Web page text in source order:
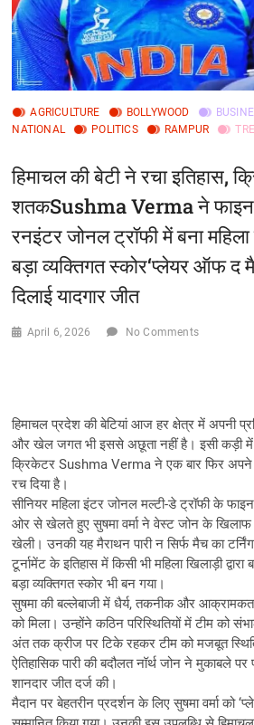
AGRICULTURE BOLLYWOOD
NATIONAL
POLITICS RAMPUR
हिमाचल की बेटी ने रचा इतिहास,
शतकSushma Verma ने
रनइंटर जोनल ट्रॉफी में बना
बड़ा व्यक्तिगत स्कोर‘प्लेयर ऑफ द
दिलाई यादगार जीत
April 6, 2026 No Comments
हिमाचल प्रदेश की बेटियां आज हर क्षेत्र में अपनी
और खेल जगत भी इससे अछूता नहीं है। इसी कड़ी में
क्रिकेटर Sushma Verma ने एक बार फिर अपने
रच दिया है।
सीनियर महिला इंटर जोनल मल्टी-डे ट्रॉफी के
ओर से खेलते हुए सुषमा वर्मा ने वेस्ट जोन के खिलाफ
खेली। उनकी यह मैराथन पारी न सिर्फ मैच का
टूर्नामेंट के इतिहास में किसी भी महिला खिलाड़ी
बड़ा व्यक्तिगत स्कोर भी बन गया।
सुषमा की बल्लेबाजी में धैर्य, तकनीक और
को मिला। उन्होंने कठिन परिस्थितियों में टीम को
अंत तक क्रीज पर टिके रहकर टीम को मजबूत
ऐतिहासिक पारी की बदौलत नॉर्थ जोन ने मुकाबले
शानदार जीत दर्ज की।
मैदान पर बेहतरीन प्रदर्शन के लिए सुषमा वर्मा को